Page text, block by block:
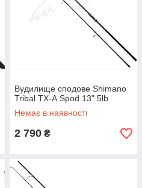
Вудилище сподове Shimano
Tribal TX-А Spod 13" 5lb
Немає в наявності
2 790 ₴